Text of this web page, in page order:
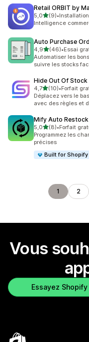
Retail ORBIT by
5,0étoile(s) sur 5
(9)
9 avis au total
•
Intelligence
Auto Purchase
4,9étoile(s) sur 5
(46)
46 avis au total
•Essai
Automatiser les
suivre les stocks
Hide Out Of Stock
4,7étoile(s) sur 5
(10)
10 avis au total
•Forfait
Déplacez vers le
avec des règles et
Mify Auto
5,0étoile(s) sur 5
(8)
8 avis au total
•Forfait
Programmez les
précises
Built for Shopify
1 2
Vous
Essayez